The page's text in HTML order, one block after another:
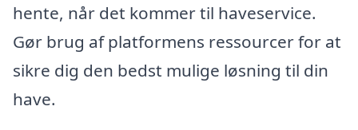
hente, når det kommer til haveservice.
Gør brug af platformens ressourcer for at
sikre dig den bedst mulige løsning til din
have.